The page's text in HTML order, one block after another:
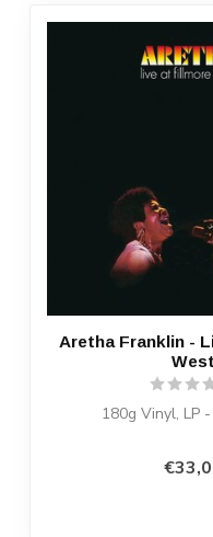
Aretha Franklin -
West
180g Vinyl, LP